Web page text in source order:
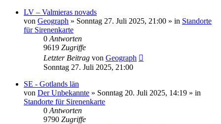
LV – Valmieras novads
von Geograph » Sonntag 27. Juli 2025, 21:00 » in Standorte
für Sirenenkarte
0 Antworten
9619 Zugriffe
Letzter Beitrag von Geograph
Sonntag 27. Juli 2025, 21:00
SE - Gotlands län
von Der Unbekannte » Sonntag 20. Juli 2025, 14:19 » in
Standorte für Sirenenkarte
0 Antworten
9790 Zugriffe